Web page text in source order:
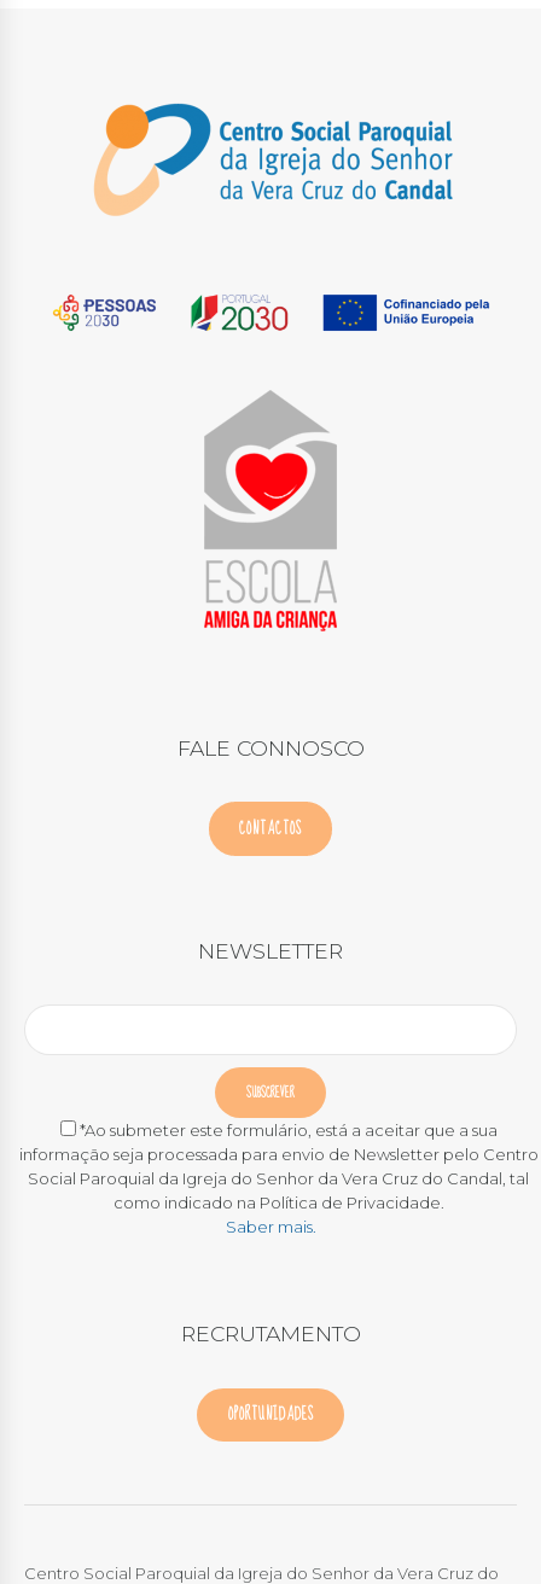
FALE CONNOSCO
CONTACTOS
NEWSLETTER
*Ao submeter este formulário, está a aceitar que a sua
informação seja processada para envio de Newsletter pelo Centro
Social Paroquial da Igreja do Senhor da Vera Cruz do Candal, tal
como indicado na Política de Privacidade.
Saber mais.
RECRUTAMENTO
OPORTUNIDADES
Centro Social Paroquial da Igreja do Senhor da Vera Cruz do